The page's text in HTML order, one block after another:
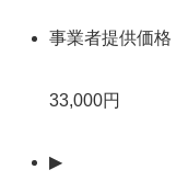
事業者提供価格
33,000円
▶